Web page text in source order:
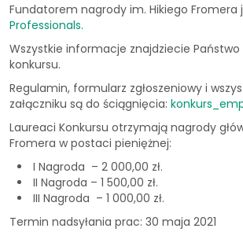
Fundatorem nagrody im. Hikiego Fromera
Professionals.
Wszystkie informacje znajdziecie
konkursu.
Regulamin, formularz zgłoszeniowy i
załączniku są do ściągnięcia:
Laureaci Konkursu otrzymają nagrody
Fromera w postaci pieniężnej:
I Nagroda – 2 000,00 zł.
II Nagroda – 1 500,00 zł.
III Nagroda – 1 000,00 zł.
Termin nadsyłania prac: 30 maja 2021